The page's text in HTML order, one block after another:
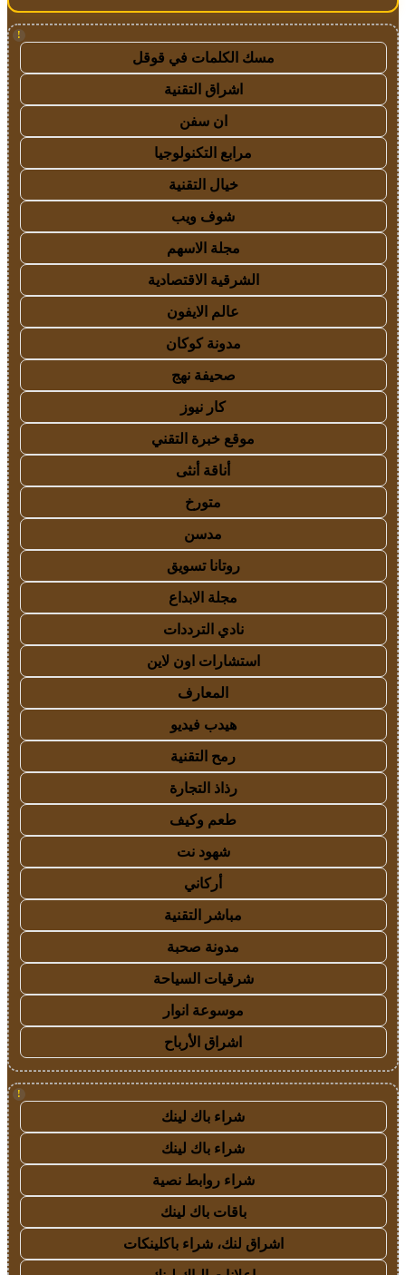
!
مسك الكلمات في قوقل
اشراق التقنية
ان سفن
مرابع التكنولوجيا
خيال التقنية
شوف ويب
مجلة الاسهم
الشرقية الاقتصادية
عالم الايفون
مدونة كوكان
صحيفة نهج
كار نيوز
موقع خبرة التقني
أناقة أنثى
متورخ
مدسن
روتانا تسويق
مجلة الابداع
نادي الترددات
استشارات اون لاين
المعارف
هيدب فيديو
رمح التقنية
رذاذ التجارة
طعم وكيف
شهود نت
أركاني
مباشر التقنية
مدونة صحبة
شرقيات السياحة
موسوعة انوار
اشراق الأرباح
!
شراء باك لينك
شراء باك لينك
شراء روابط نصية
باقات باك لينك
اشراق لنك، شراء باكلينكات